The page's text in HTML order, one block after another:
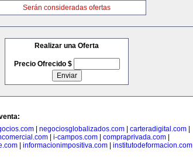
Serán consideradas ofertas
Realizar una Oferta
Precio Ofrecido $
| negociosglobalizados.com| carteradigital.com|
| i-campos.com| compraprivada.com|
informacionimpositiva.com institutodeformacion.com